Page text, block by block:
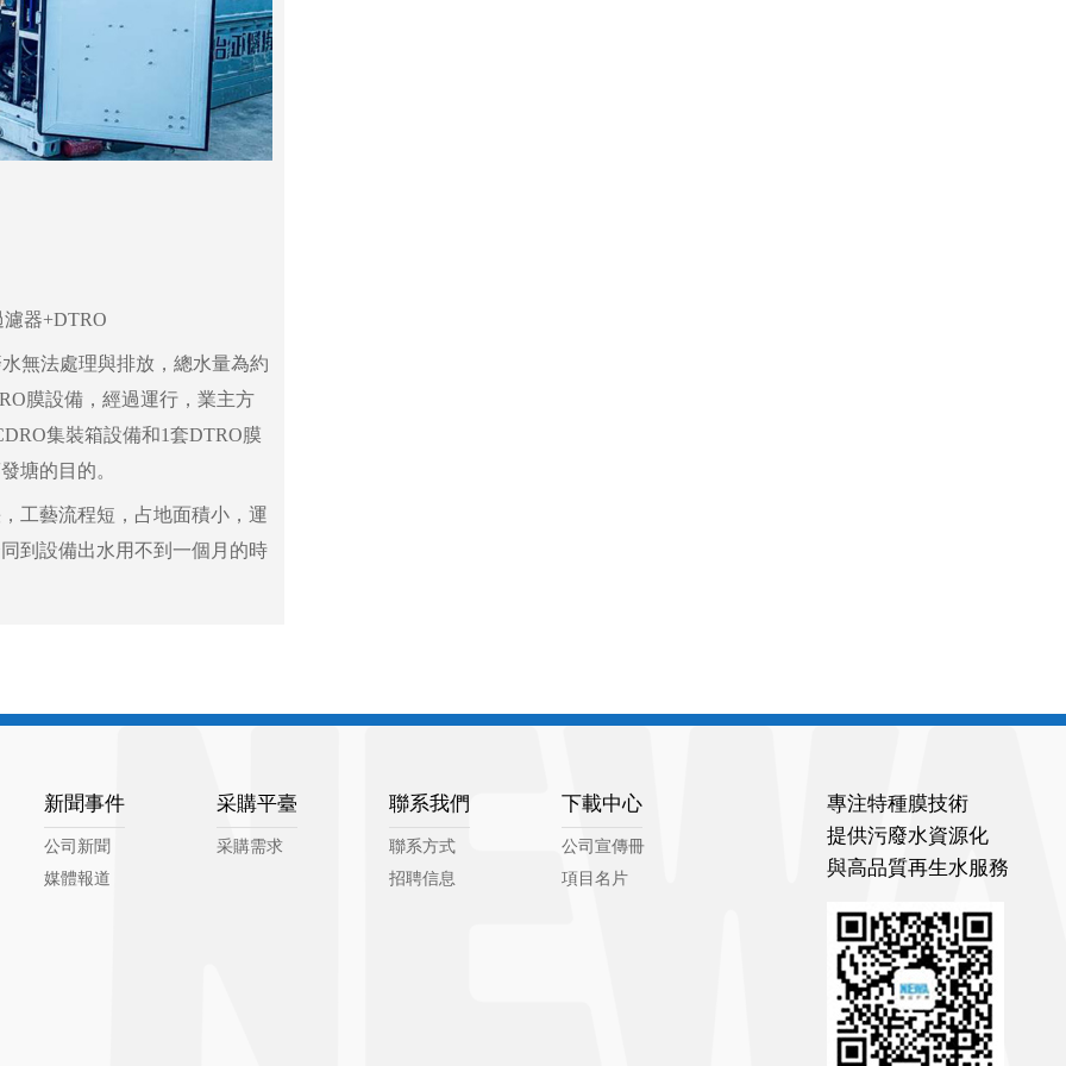
器+DTRO
無法處理與排放，總水量為約
膜設備，經過運行，業主方
集裝箱設備和1套DTRO膜
塘的目的。
工藝流程短，占地面積小，運
到設備出水用不到一個月的時
新聞事件
公司新聞
媒體報道
采購平臺
采購需求
聯系我們
聯系方式
招聘信息
下載中心
公司宣傳冊
項目名片
專注特種膜技術
提供污廢水資源化
與高品質再生水服務